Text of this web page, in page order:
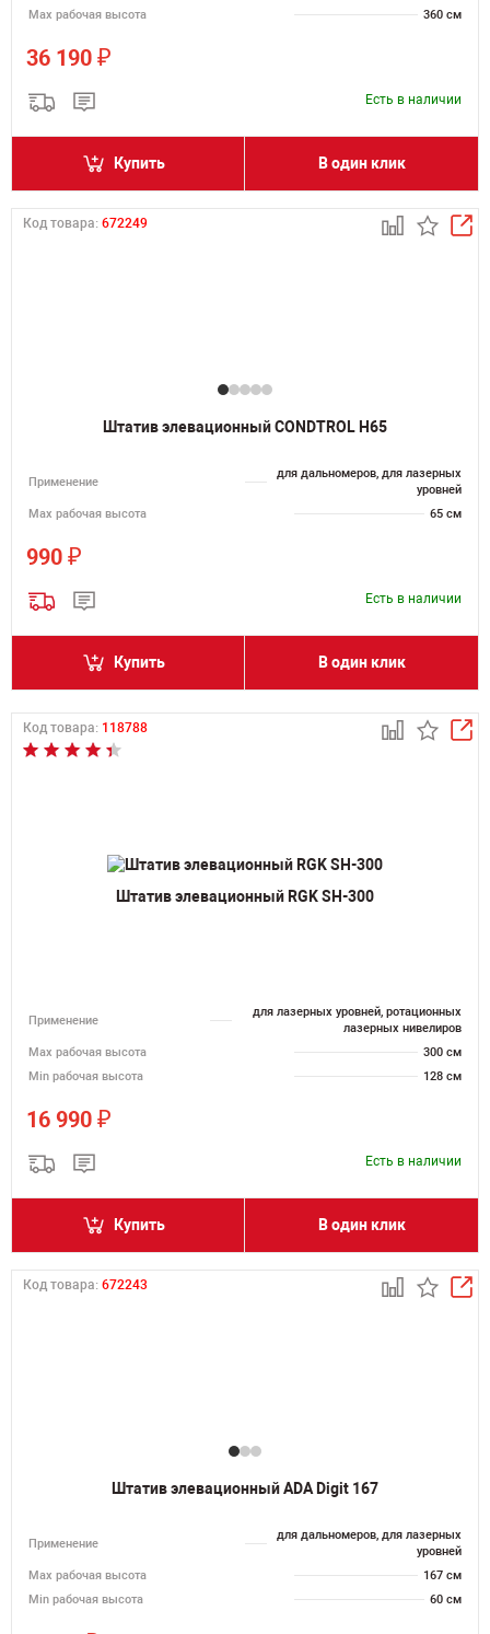
Мах рабочая высота
360 см
36 190 ₽
Есть в наличии
Купить В один клик
Код товара: 672249
Штатив элевационный CONDTROL H65
Применение
для дальномеров, для лазерных
уровней
Мах рабочая высота
65 см
990 ₽
Есть в наличии
Купить В один клик
Код товара: 118788
Штатив элевационный RGK SH-300
Применение
для лазерных уровней, ротационных
лазерных нивелиров
Мах рабочая высота
300 см
Min рабочая высота
128 см
16 990 ₽
Есть в наличии
Купить В один клик
Код товара: 672243
Штатив элевационный ADA Digit 167
Применение
для дальномеров, для лазерных
уровней
Мах рабочая высота
167 см
Min рабочая высота
60 см